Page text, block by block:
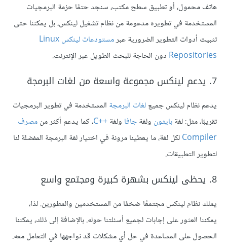
هاتف محمول، أو تطبيق سطح مكتب، سنجد حتمًا حزمة البرمجيات
المستخدمة في تطويره مدعومة من نظام تشغيل لينكس، بل يمكننا حتى
تثبيت أدوات التطوير الضرورية عبر
مستودعات لينكس Linux
Repositories دون الحاجة للبحث الطويل عبر الإنترنت.
7. يدعم لينكس مجموعة واسعة من لغات البرمجة
يدعم نظام لينكس جميعلغات البرمجة المستخدمة في تطوير البرمجيات
تقريبًا، مثل: لغةبايثون ولغةجافا ولغة++C ، كما يدعم أكثر منمصرف
Compilerلكل لغة، ما يعطينا مرونة في اختيار لغة البرمجة المفضلة لنا
لتطوير التطبيقات.
8. يحظى لينكس بشهرة كبيرة ومجتمع واسع
يملك نظام لينكس مجتمعًا ضخمًا من المستخدمين والمطورين. لذا،
يمكننا العثور على إجابات لجميع أسئلتنا حوله. بالإضافة إلى ذلك، يمكننا
الحصول على المساعدة في حل أي مشكلات قد نواجهها في التعامل معه.